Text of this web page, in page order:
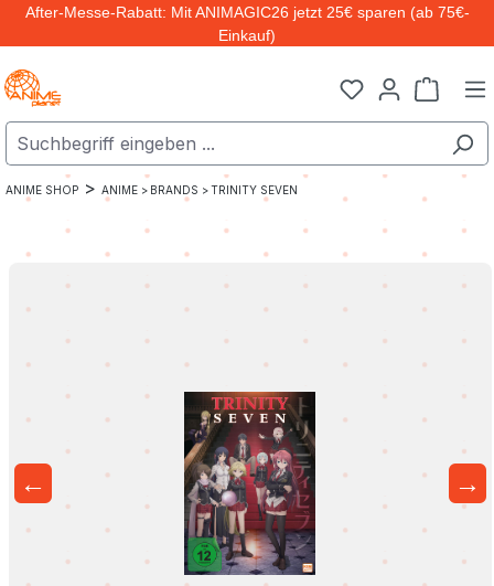
Zum Hauptinhalt springen
After-Messe-Rabatt: Mit ANIMAGIC26 jetzt 25€ sparen (ab 75€-
Einkauf)
ANIME SHOP > ANIME > BRANDS >TRINITY SEVEN
← →